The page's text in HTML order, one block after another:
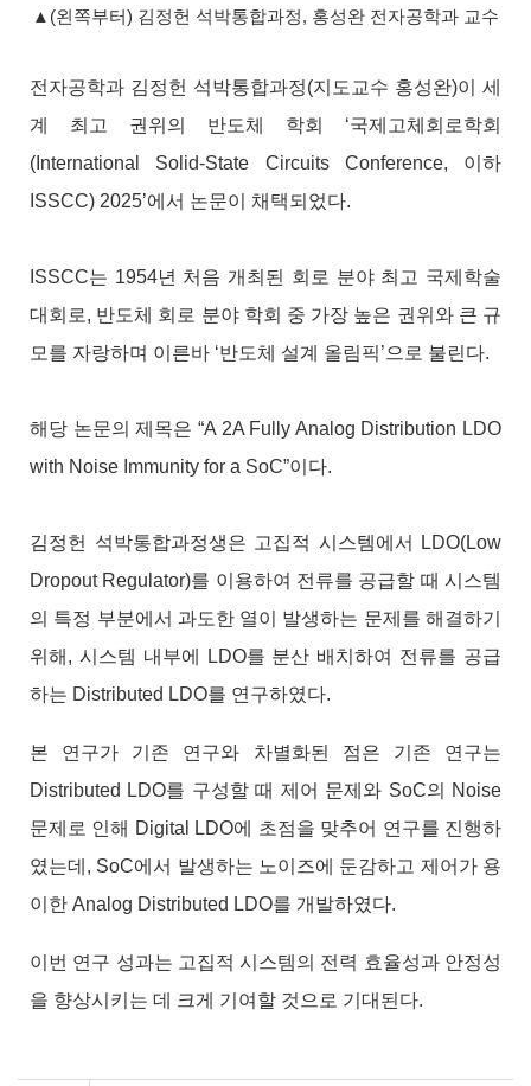
▲ (왼쪽부터) 김정헌 석박통합과정, 홍성완 전자공학과 교수
전자공학과 김정헌 석박통합과정(지도교수 홍성완)이 세
계 최고 권위의 반도체 학회 ‘국제고체회로학회
(International Solid-State Circuits Conference, 이하
ISSCC) 2025’에서 논문이 채택되었다.
ISSCC는 1954년 처음 개최된 회로 분야 최고 국제학술
대회로, 반도체 회로 분야 학회 중 가장 높은 권위와 큰 규
모를 자랑하며 이른바 ‘반도체 설계 올림픽’으로 불린다.
해당 논문의 제목은 “A 2A Fully Analog Distribution LDO
with Noise Immunity for a SoC”이다.
김정헌 석박통합과정생은 고집적 시스템에서
LDO(Low
Dropout Regulator)를 이용하여 전류를 공급할 때 시스템
의 특정 부분에서 과도한 열이 발생하는 문제를 해결하기
위해 , 시스템 내부에 LDO를 분산 배치하여 전류를 공급
하는 Distributed LDO를 연구하였다.
본 연구가 기존 연구와 차별화된 점은 기존 연구는
Distributed LDO를 구성할 때 제어 문제와 SoC의
Noise
문제로 인해 Digital LDO에 초점을 맞추어 연구를 진행하
였는데 , SoC에서 발생하는 노이즈에 둔감하고 제어가 용
이한 Analog Distributed LDO를 개발하였다.
이번 연구 성과는 고집적 시스템의 전력 효율성과 안정성
을 향상시키는 데 크게 기여할 것으로 기대된다.